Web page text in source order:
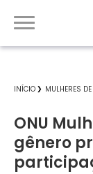
INÍCIO MULHERES
ONU
gênero